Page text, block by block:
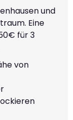
und
Eine
für 3
von